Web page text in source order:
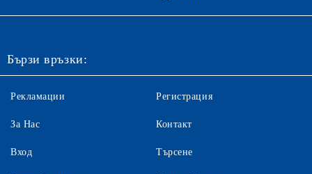
Бързи връзки:
Рекламации
За Нас
Вход
Регистрация
Контакт
Търсене